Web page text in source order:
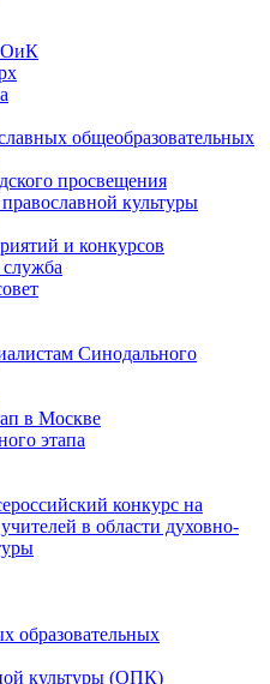
общеобразовательных
просвещения
культуры
и конкурсов
Синодального
в Москве
этапа
конкурс на
в области духовно-
образовательных
культуры (ОПК)